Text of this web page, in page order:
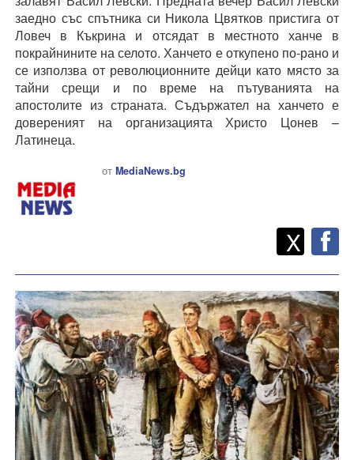
заедно със спътника си Никола Цвятков пристига от
Ловеч в Къкрина и отсядат в местното ханче в
покрайнините на селото. Ханчето е откупено по-рано и
се използва от революционните дейци като място за
тайни срещи и по време на пътуванията на
апостолите из страната. Съдържател на ханчето е
довереният на организацията Христо Цонев –
Латинеца.
от MediaNews.bg
Споделете
X